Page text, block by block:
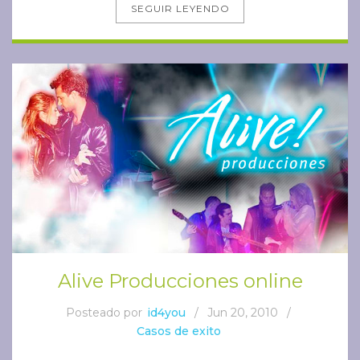
SEGUIR LEYENDO
Alive Producciones online
Posteado por id4you / Jun 20, 2010
/
Casos de exito